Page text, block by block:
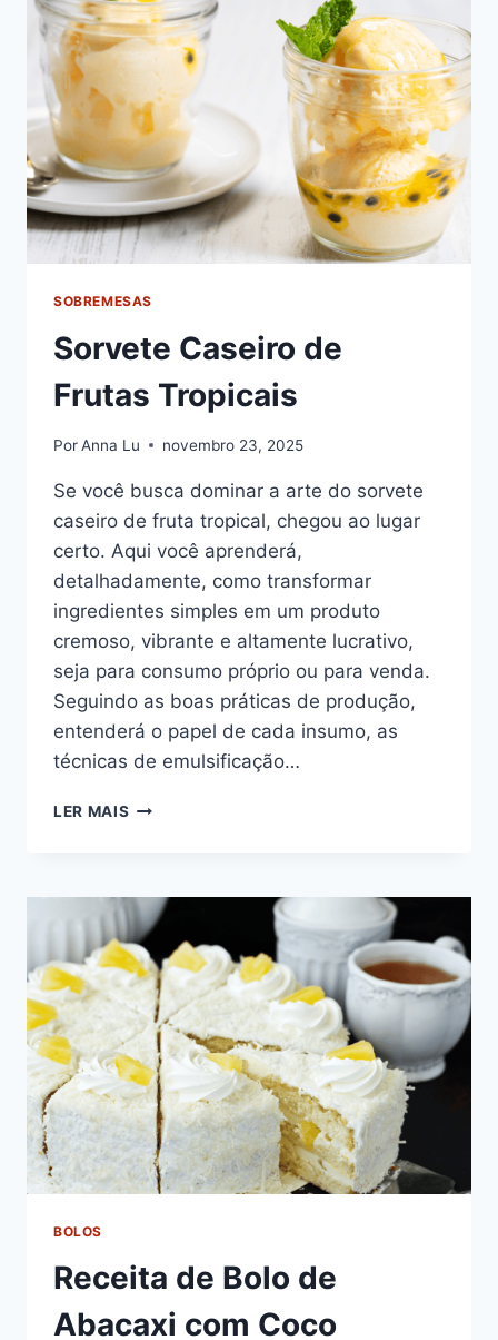
FÁCIL
DE
FAZER
SOBREMESAS
Sorvete Caseiro de
Frutas Tropicais
PorAnna Lu novembro 23, 2025
Se você busca dominar a arte do sorvete
caseiro de fruta tropical, chegou ao lugar
certo. Aqui você aprenderá,
detalhadamente, como transformar
ingredientes simples em um produto
cremoso, vibrante e altamente lucrativo,
seja para consumo próprio ou para venda.
Seguindo as boas práticas de produção,
entenderá o papel de cada insumo, as
técnicas de emulsificação…
LER MAIS SORVETE
TROPICAIS
BOLOS
Receita de Bolo de
Abacaxi com Coco